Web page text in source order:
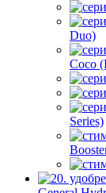
Duo)
Coco
Series)